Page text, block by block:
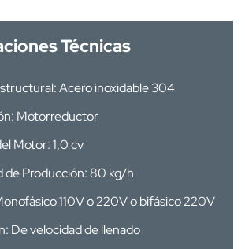
Técnicas
Acero inoxidable 304
Motorreductor
Motor: 1,0 cv
de Producción: 80 kg/h
110V o 220V o bifásico 220V
De velocidad de llenado